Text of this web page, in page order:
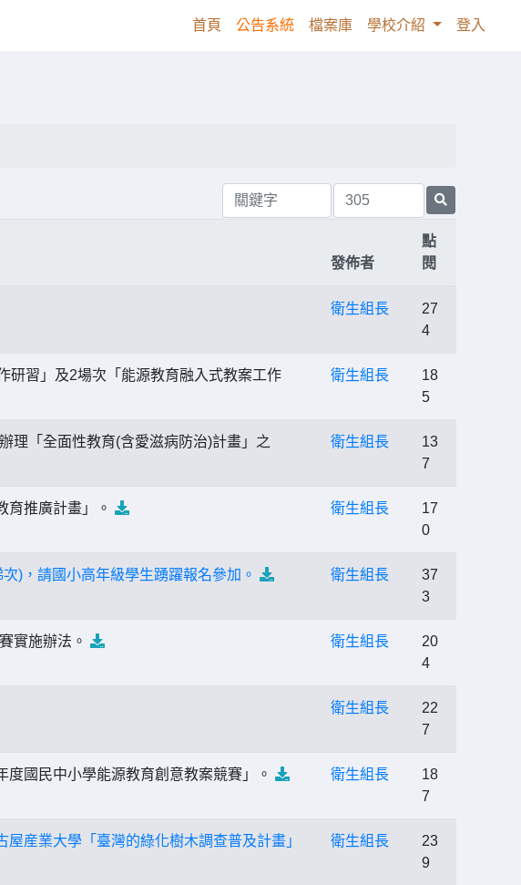
首頁 (current)
公告系統 檔案庫 學校介紹 登入
發佈者
點
閱
衛生組長
27
4
研習」及2場次「能源教育融入式教案工作
衛生組長
18
5
理「全面性教育(含愛滋病防治)計畫」之
衛生組長
13
7
育推廣計畫」。 衛生組長
17
0
)，請國小高年級學生踴躍報名參加。 衛生組長
37
3
實施辦法。 衛生組長
20
4
衛生組長
22
7
國民中小學能源教育創意教案競賽」。 衛生組長
18
7
産業大學「臺灣的綠化樹木調查普及計畫」
衛生組長
23
9